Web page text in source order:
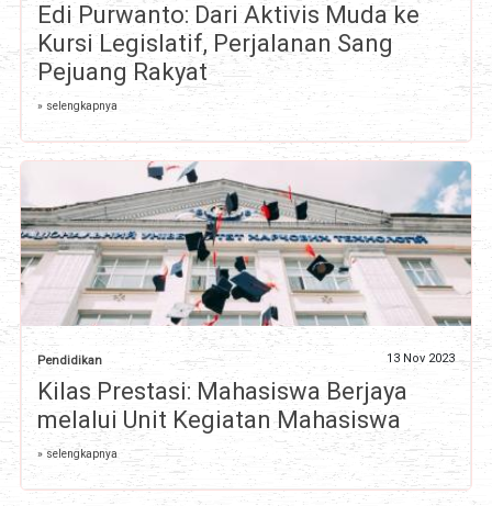
Edi Purwanto: Dari Aktivis Muda ke
Kursi Legislatif, Perjalanan Sang
Pejuang Rakyat
» selengkapnya
Pendidikan 13 Nov 2023
Kilas Prestasi: Mahasiswa Berjaya
melalui Unit Kegiatan Mahasiswa
» selengkapnya